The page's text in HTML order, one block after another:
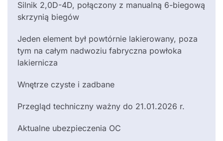
Silnik 2,0D-4D, połączony z manualną 6-biegową
skrzynią biegów
Jeden element był powtórnie lakierowany, poza
tym na całym nadwoziu fabryczna powłoka
lakiernicza
Wnętrze czyste i zadbane
Przegląd techniczny ważny do 21.01.2026 r.
Aktualne ubezpieczenia OC